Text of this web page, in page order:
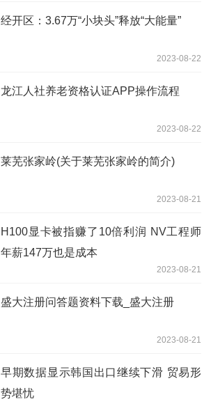
经开区：3.67万“小块头”释放“大能量”
2023-08-22
龙江人社养老资格认证APP操作流程
2023-08-22
莱芜张家岭(关于莱芜张家岭的简介)
2023-08-21
H100显卡被指赚了10倍利润 NV工程师
年薪147万也是成本
2023-08-21
盛大注册问答题资料下载_盛大注册
2023-08-21
早期数据显示韩国出口继续下滑 贸易形
势堪忧